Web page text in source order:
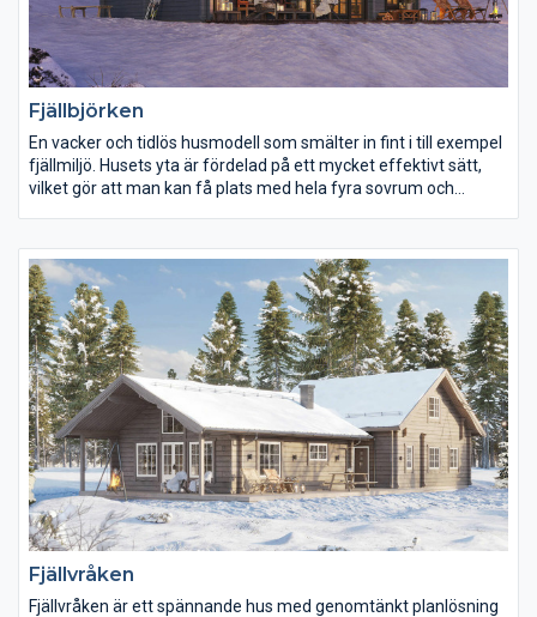
Fjällbjörken
En vacker och tidlös husmodell som smälter in fint i till exempel
fjällmiljö. Husets yta är fördelad på ett mycket effektivt sätt,
vilket gör att man kan få plats med hela fyra sovrum och
våningsplanen och ger kontakt med naturen utanför. Många
spännande vinklar ger huset karaktär.
Fjällvråken
Fjällvråken är ett spännande hus med genomtänkt planlösning